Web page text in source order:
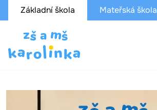
Základní škola Mateřská škola